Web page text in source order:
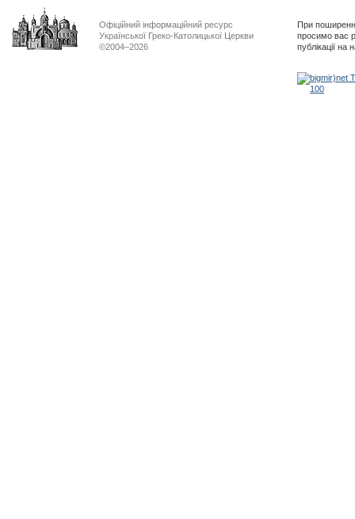
Офіційний інформаційний ресурс
Української Греко-Католицької Церкви
©2004–2026
При
просимо вас
публікації на